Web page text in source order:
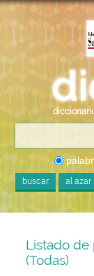
buscar al azar
Listado de
(Todas)